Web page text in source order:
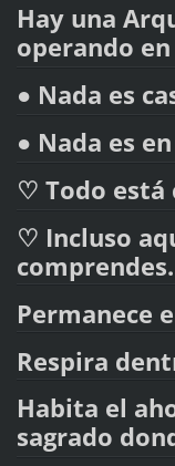
Hay una
operando
● Nada es
● Nada es
♡ Todo
♡ Incluso
comprendes.
Permanece
Respira
Habita el
sagrado